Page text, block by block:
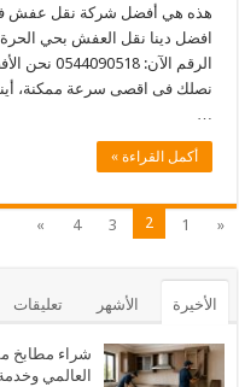
هذه هي أفضل شركة نقل عفش في
افضل دينا نقل العفش بحي الحرة
الرقم
أكمل القراءة »
«
1
2
3
4
»
الأخيرة الأشهر تعليقات
شراء مطابخ
العالمي